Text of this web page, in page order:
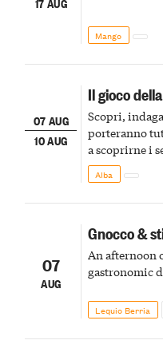
Mango
07 AUG
10 AUG
Il gioco
Scopri,
porteranno
a scoprirne i
Alba
07
AUG
Gnocco &
An afternoon
gastronomic
Lequio Berria